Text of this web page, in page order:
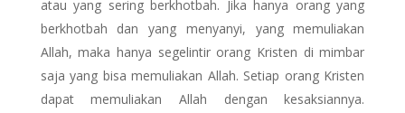
atau yang sering berkhotbah. Jika hanya orang yang
berkhotbah dan yang menyanyi, yang memuliakan
Allah, maka hanya segelintir orang Kristen di mimbar
saja yang bisa memuliakan Allah. Setiap orang Kristen
dapat memuliakan Allah dengan kesaksiannya.